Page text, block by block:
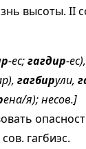
высоты. II
-ес;гагдир-ес),
гагбирули,
ена/я); несов.]
гагбиэс.